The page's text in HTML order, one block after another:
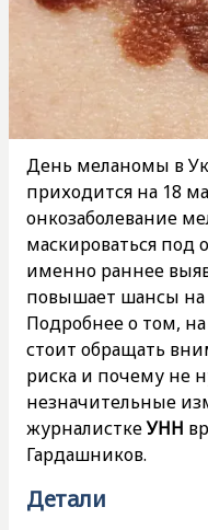
День меланомы в
приходится на 18
онкозаболевание
маскироваться
именно раннее
повышает шансы на
Подробнее о том,
стоит обращать
риска и почему не
незначительные
журналисткеУНН
Гардашников.
Детали